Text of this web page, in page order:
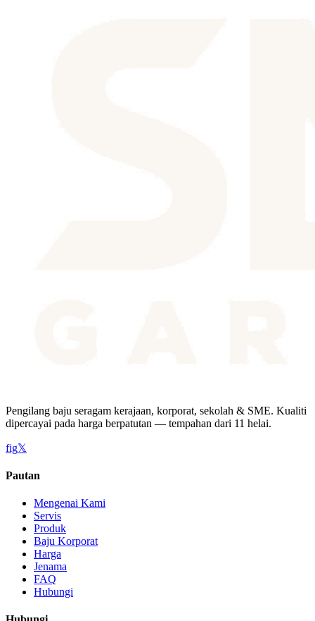
Pengilang baju seragam kerajaan, korporat, sekolah & SME. Kualiti
dipercayai pada harga berpatutan — tempahan dari 11 helai.
fig𝕏
Pautan
Mengenai Kami
Servis
Produk
Baju Korporat
Harga
Jenama
FAQ
Hubungi